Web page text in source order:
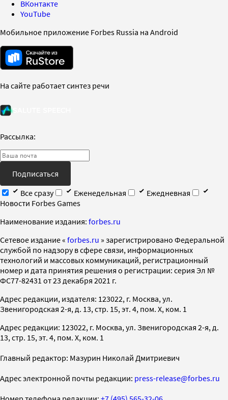
ВКонтакте
YouTube
Мобильное приложение Forbes Russia на Android
На сайте работает синтез речи
Рассылка:
Подписаться
Все сразу
Еженедельная
Ежедневная
Новости Forbes Games
Наименование издания: forbes.ru
Cетевое издание « forbes.ru » зарегистрировано Федеральной
службой по надзору в сфере связи, информационных
технологий и массовых коммуникаций, регистрационный
номер и дата принятия решения о регистрации: серия Эл №
ФС77-82431 от 23 декабря 2021 г.
Адрес редакции, издателя: 123022, г. Москва, ул.
Звенигородская 2-я, д. 13, стр. 15, эт. 4, пом. X, ком. 1
Адрес редакции: 123022, г. Москва, ул. Звенигородская 2-я, д.
13, стр. 15, эт. 4, пом. X, ком. 1
Главный редактор: Мазурин Николай Дмитриевич
Адрес электронной почты редакции: press-release@forbes.ru